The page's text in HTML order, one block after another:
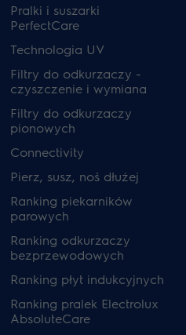
Pralki i suszarki
PerfectCare
Technologia UV
Filtry do odkurzaczy -
czyszczenie i wymiana
Filtry do odkurzaczy
pionowych
Connectivity
Pierz, susz, noś dłużej
Ranking piekarników
parowych
Ranking odkurzaczy
bezprzewodowych
Ranking płyt indukcyjnych
Ranking pralek Electrolux
AbsoluteCare